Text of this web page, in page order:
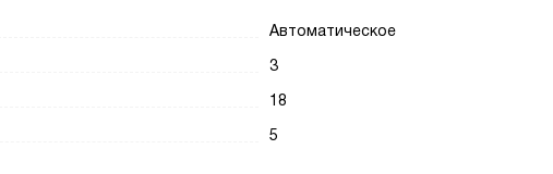
Автоматическое
3
18
5